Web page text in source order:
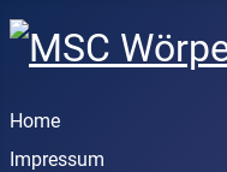
Home
Impressum